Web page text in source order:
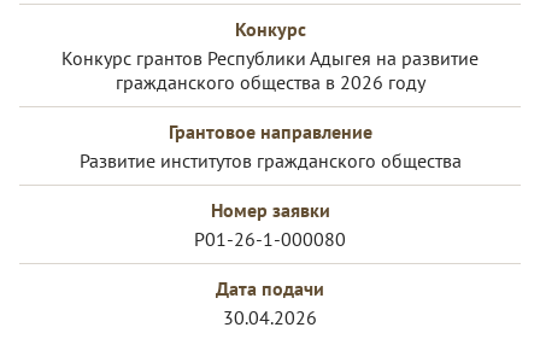
Конкурс
Конкурс грантов Республики Адыгея на развитие
гражданского общества в 2026 году
Грантовое направление
Развитие институтов гражданского общества
Номер заявки
Р01-26-1-000080
Дата подачи
30.04.2026